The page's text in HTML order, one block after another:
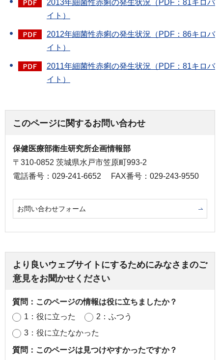
2013年細菌性赤痢の発生状況（PDF：81キロバ
イト）
2012年細菌性赤痢の発生状況（PDF：86キロバ
イト）
2011年細菌性赤痢の発生状況（PDF：81キロバ
イト）
このページに関するお問い合わせ
保健医療部衛生研究所企画情報部
〒310-0852 茨城県水戸市笠原町993-2
電話番号：029-241-6652
FAX番号：029-243-9550
お問い合わせフォーム
より良いウェブサイトにするためにみなさまのご
意見をお聞かせください
質問：このページの情報は役に立ちましたか？
1：役に立った
2：ふつう
3：役に立たなかった
質問：このページは見つけやすかったですか？